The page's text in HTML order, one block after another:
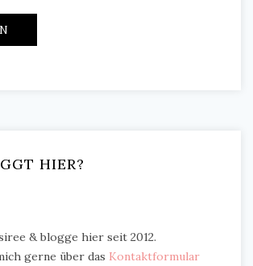
HIER?
& blogge hier seit 2012.
gerne über das Kontaktformular